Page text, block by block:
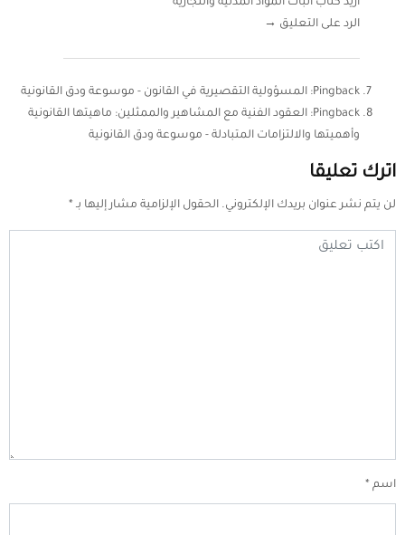
اريد كتاب اثبات المواد المدنية والتجارية
الرد على التعليق →
Pingback: المسؤولية التقصيرية في القانون - موسوعة ودق القانونية
Pingback: العقود الفنية مع المشاهير والممثلين: ماهيتها القانونية
وأهميتها والالتزامات المتبادلة - موسوعة ودق القانونية
اترك تعليقا
لن يتم نشر عنوان بريدك الإلكتروني. الحقول الإلزامية مشار إليها بـ *
اسم *